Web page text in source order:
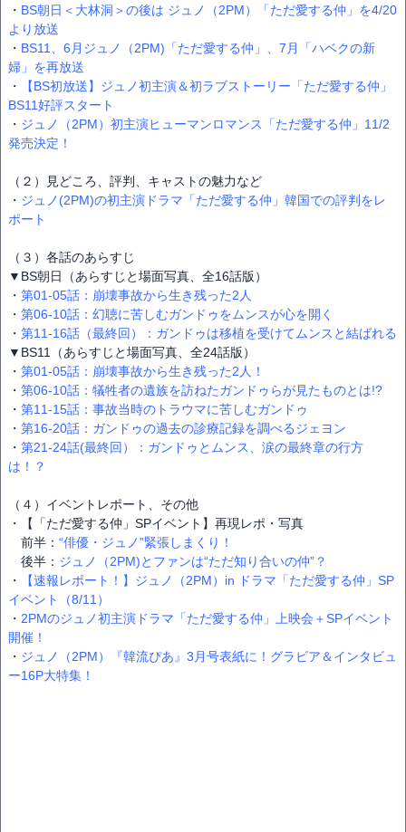
・ BS朝日＜大林洞＞の後は ジュノ（2PM）「ただ愛する仲」を4/20
より放送
・ BS11、6月ジュノ（2PM)「ただ愛する仲」、7月「ハベクの新
婦」を再放送
・
【BS初放送】ジュノ初主演＆初ラブストーリー「ただ愛する仲」
BS11好評スタート
・ ジュノ（2PM）初主演ヒューマンロマンス「ただ愛する仲」11/2
発売決定！
（２）見どころ、評判、キャストの魅力など
・ ジュノ(2PM)の初主演ドラマ「ただ愛する仲」韓国での評判をレ
ポート
（３）各話のあらすじ
▼BS朝日（あらすじと場面写真、全16話版）
・ 第01-05話：崩壊事故から生き残った2人
・ 第06-10話：幻聴に苦しむガンドゥをムンスが心を開く
・ 第11-16話（最終回）：ガンドゥは移植を受けてムンスと結ばれる
▼BS11（あらすじと場面写真、全24話版）
・ 第01-05話：崩壊事故から生き残った2人！
・ 第06-10話：犠牲者の遺族を訪ねたガンドゥらが見たものとは!?
・ 第11-15話：事故当時のトラウマに苦しむガンドゥ
・ 第16-20話：ガンドゥの過去の診療記録を調べるジェヨン
・ 第21-24話(最終回）：ガンドゥとムンス、涙の最終章の行方
は！？
（４）イベントレポート、その他
・【「ただ愛する仲」SPイベント】再現レポ・写真
前半： “俳優・ジュノ”緊張しまくり！
後半： ジュノ（2PM)とファンは“ただ知り合いの仲”？
・
【速報レポート！】ジュノ（2PM）in ドラマ「ただ愛する仲」SP
イベント（8/11）
・ 2PMのジュノ初主演ドラマ「ただ愛する仲」上映会＋SPイベント
開催！
・ ジュノ（2PM）『韓流ぴあ』3月号表紙に！グラビア＆インタビュ
ー16P大特集！